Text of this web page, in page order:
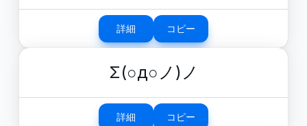
詳細 コピー
Σ(○д○ノ)ノ
詳細 コピー